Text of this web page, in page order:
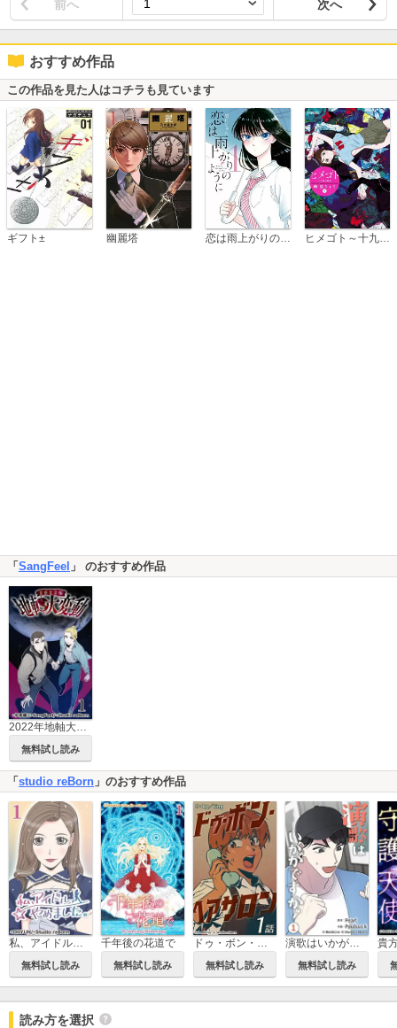
前へ 次へ
おすすめ作品
この作品を見た人はコチラも見ています
ギフト± 幽麗塔 ヒメゴト～十九歳の制服～
「 SangFeel 」 のおすすめ作品
2022年地軸大変動
無料試し読み
「 studio reBorn 」のおすすめ作品
私、アイドルやめました。
無料試し読み
千年後の花道で
無料試し読み
ドゥ・ボン・ヘアサロン
無料試し読み
演歌はいかがですか
無料試し読み
読み方を選択